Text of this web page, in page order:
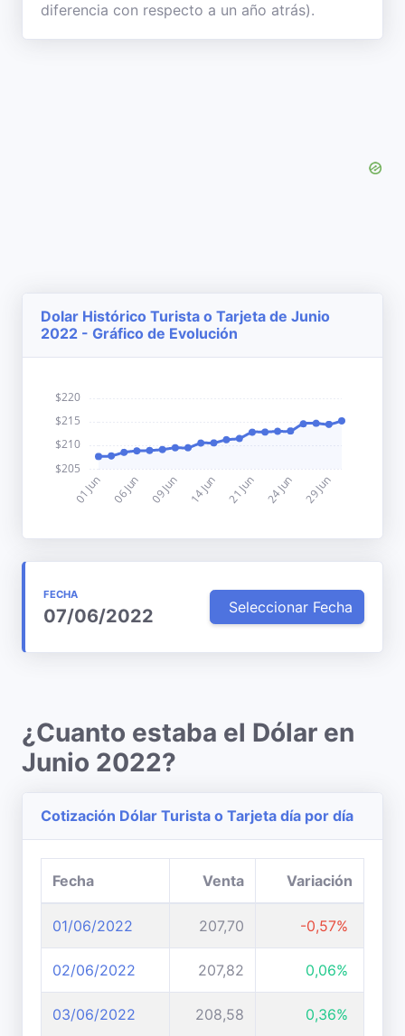
diferencia con respecto a un año atrás).
Dolar Histórico Turista o Tarjeta de Junio
2022 - Gráfico de Evolución
FECHA
07/06/2022 Seleccionar Fecha
¿Cuanto estaba el Dólar en
Junio 2022?
Cotización Dólar Turista o Tarjeta día por día
Fecha Venta Variación
01/06/2022 207,70 -0,57%
02/06/2022 207,82 0,06%
03/06/2022 208,58 0,36%